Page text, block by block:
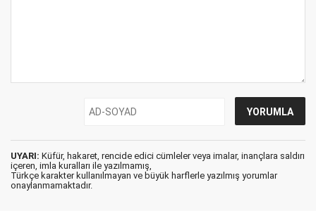
UYARI: Küfür, hakaret, rencide edici cümleler veya imalar, inançlara saldırı
içeren, imla kuralları ile yazılmamış,
Türkçe karakter kullanılmayan ve büyük harflerle yazılmış yorumlar
onaylanmamaktadır.